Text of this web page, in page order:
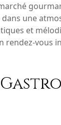
une
et
rendez-vous